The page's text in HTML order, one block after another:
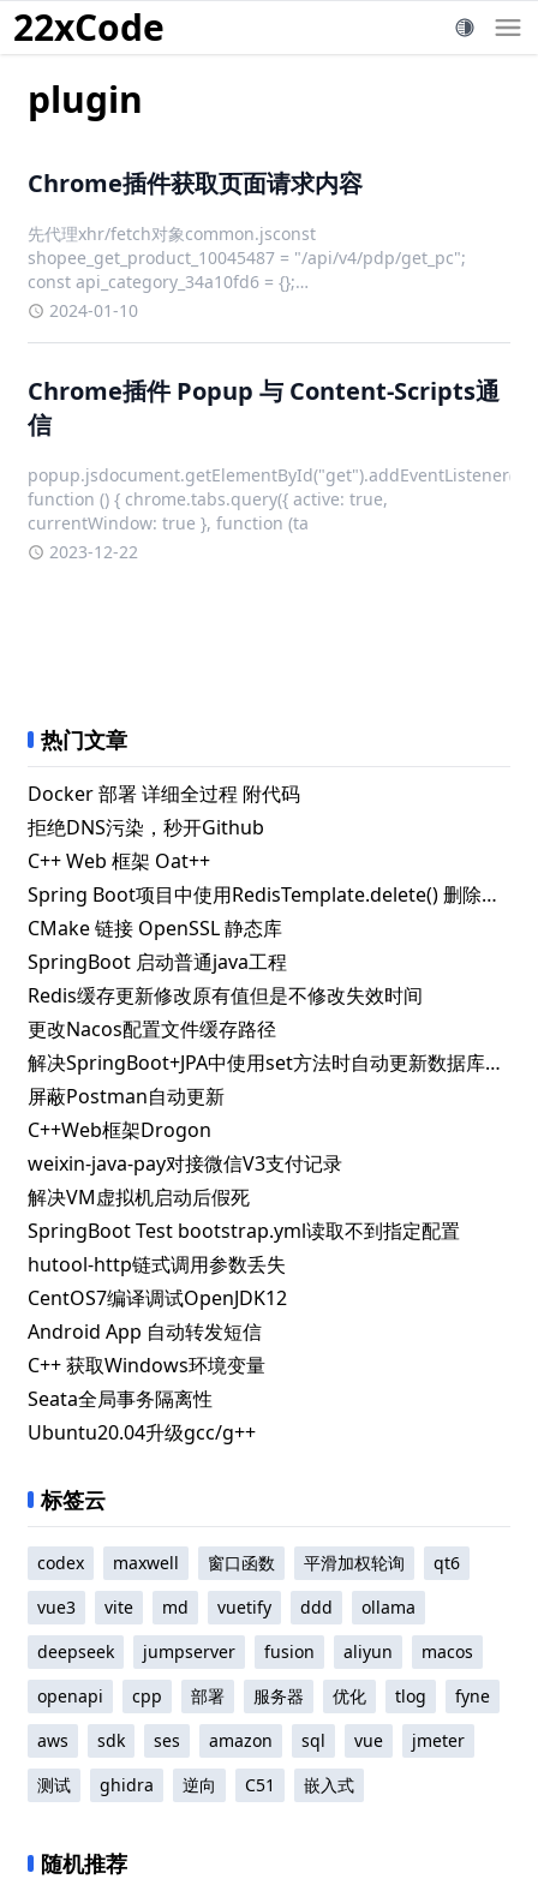
22xCode
plugin
Chrome插件获取页面请求内容
先代理xhr/fetch对象common.jsconst
shopee_get_product_10045487 = "/api/v4/pdp/get_pc";
const api_category_34a10fd6 = {};
api_category_34a10fd6[shopee_get_
2024-01-10
Chrome插件 Popup 与 Content-Scripts通
信
function () { chrome.tabs.query({ active: true,
currentWindow: true }, function (ta
2023-12-22
热门文章
Docker 部署 详细全过程 附代码
拒绝DNS污染，秒开Github
C++ Web 框架 Oat++
Spring Boot项目中使用RedisTemplate.delete() 删除指定key失败的解决办法
CMake 链接 OpenSSL 静态库
SpringBoot 启动普通java工程
Redis缓存更新修改原有值但是不修改失效时间
更改Nacos配置文件缓存路径
解决SpringBoot+JPA中使用set方法时自动更新数据库问题
屏蔽Postman自动更新
C++Web框架Drogon
weixin-java-pay对接微信V3支付记录
解决VM虚拟机启动后假死
SpringBoot Test bootstrap.yml读取不到指定配置
hutool-http链式调用参数丢失
CentOS7编译调试OpenJDK12
Android App 自动转发短信
C++ 获取Windows环境变量
Seata全局事务隔离性
Ubuntu20.04升级gcc/g++
标签云
codex maxwell 窗口函数 平滑加权轮询
qt6
vue3
vite md vuetify ddd
ollama
deepseek
jumpserver fusion aliyun
macos
openapi
cpp 部署 服务器 优化 tlog
fyne
aws
sdk ses amazon sql vue
jmeter
测试
ghidra 逆向 C51 嵌入式
随机推荐